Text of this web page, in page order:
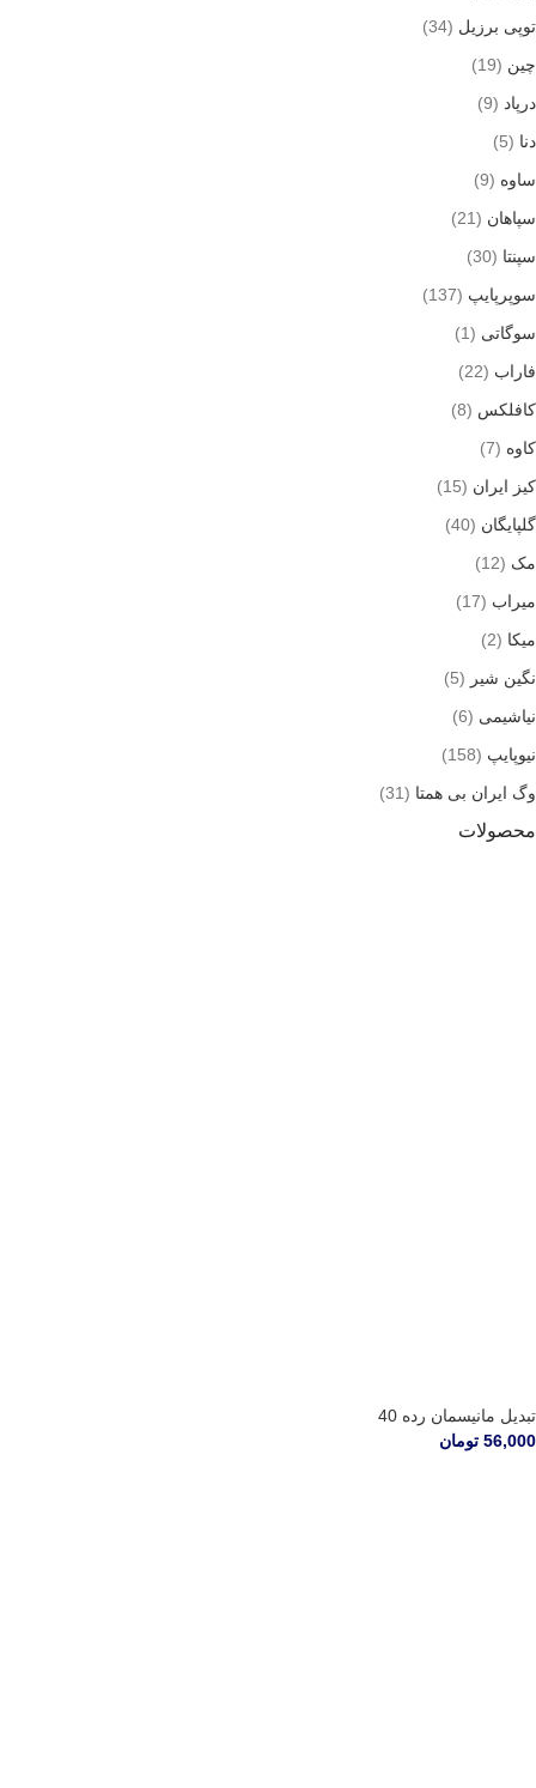
توپی برزیل (34)
چین (19)
درپاد (9)
دنا (5)
ساوه (9)
سپاهان (21)
سپنتا (30)
سوپرپایپ (137)
سوگاتی (1)
فاراب (22)
کافلکس (8)
کاوه (7)
کیز ایران (15)
گلپایگان (40)
مک (12)
میراب (17)
میکا (2)
نگین شیر (5)
نیاشیمی (6)
نیوپایپ (158)
وگ ایران بی همتا (31)
محصولات
تبدیل مانیسمان رده 40
56,000 تومان